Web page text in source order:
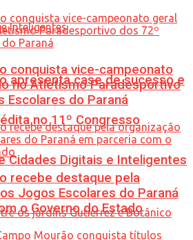
apresenta case de sucesso e
no 11º Congresso
Cidades Digitais e Inteligentes
conquista vice-campeonato
no Atletismo Paradesportivo
Escolares do Paraná
recebe destaque pela
Jogos Escolares do Paraná
o Governo do Estado